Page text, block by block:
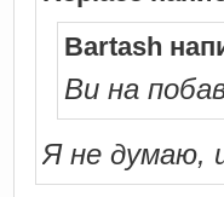
Bartash
Ви на
Я не думаю,